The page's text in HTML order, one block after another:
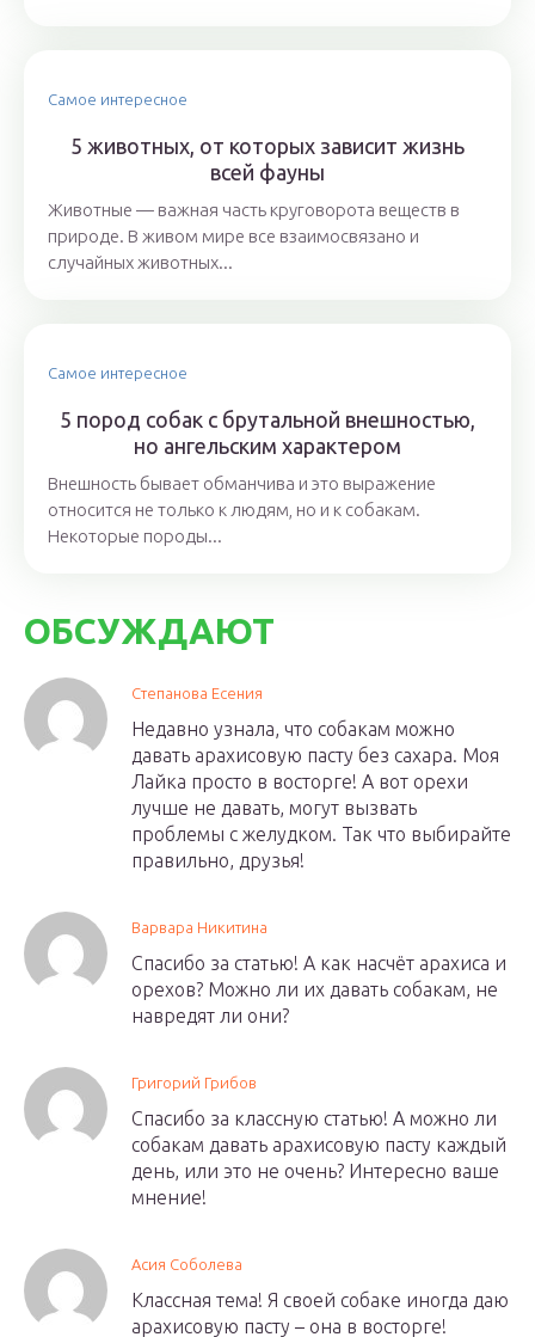
Самое интересное
5 животных, от которых зависит жизнь
всей фауны
Животные — важная часть круговорота веществ в
природе. В живом мире все взаимосвязано и
случайных животных...
Самое интересное
5 пород собак с брутальной внешностью,
но ангельским характером
Внешность бывает обманчива и это выражение
относится не только к людям, но и к собакам.
Некоторые породы...
ОБСУЖДАЮТ
Степанова Есения
Недавно узнала, что собакам можно
давать арахисовую пасту без сахара. Моя
Лайка просто в восторге! А вот орехи
лучше не давать, могут вызвать
проблемы с желудком. Так что выбирайте
правильно, друзья!
Варвара Никитина
Спасибо за статью! А как насчёт арахиса и
орехов? Можно ли их давать собакам, не
навредят ли они?
Григорий Грибов
Спасибо за классную статью! А можно ли
собакам давать арахисовую пасту каждый
день, или это не очень? Интересно ваше
мнение!
Асия Соболева
Классная тема! Я своей собаке иногда даю
арахисовую пасту – она в восторге!